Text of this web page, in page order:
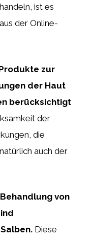
ist es
der Online-
zur
der Haut
berücksichtigt
der
die
auch der
von
Diese